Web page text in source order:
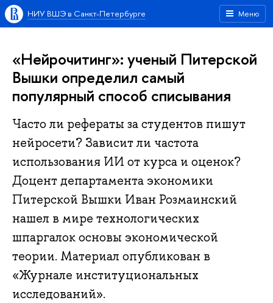
Меню
НИУ ВШЭ в Санкт-Петербурге
«Нейрочитинг»: ученый Питерской
Вышки определил самый
популярный способ списывания
Часто ли рефераты за студентов пишут
нейросети? Зависит ли частота
использования ИИ от курса и оценок?
Доцент департамента экономики
Питерской Вышки Иван Розмаинский
нашел в мире технологических
шпаргалок основы экономической
теории. Материал опубликован в
«Журнале институциональных
исследований».